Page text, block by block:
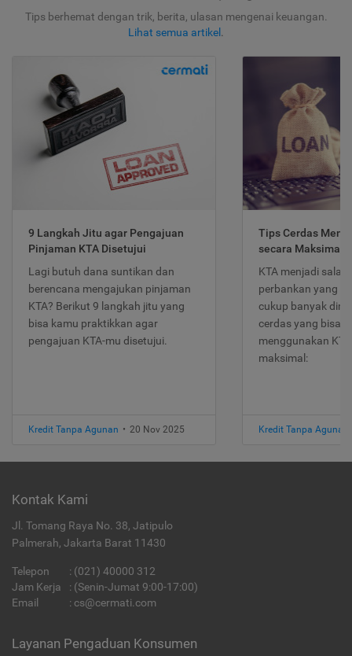
Tips berhemat dengan trik, berita, ulasan mengenai keuangan.
Lihat semua artikel .
9 Langkah Jitu agar Pengajuan
Pinjaman KTA Disetujui
Lagi butuh dana suntikan dan
berencana mengajukan pinjaman
KTA? Berikut 9 langkah jitu yang
bisa kamu praktikkan agar
pengajuan KTA-mu disetujui.
Kredit Tanpa Agunan • 20 Nov 2025
Tips Cerdas
secara Maksimal
KTA menjadi
perbankan yang
cukup banyak
cerdas yang bisa
menggunakan
maksimal:
Kredit Tanpa Agunan
Kontak Kami
Jl. Tomang Raya No. 38, Jatipulo
Palmerah, Jakarta Barat 11430
Telepon : (021) 40000 312
Jam Kerja
: (Senin-Jumat 9:00-17:00)
Email
: cs@cermati.com
Layanan Pengaduan Konsumen